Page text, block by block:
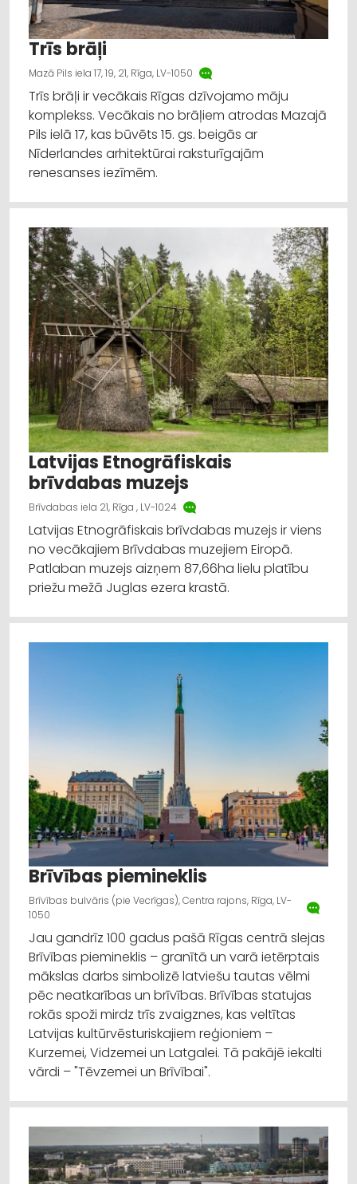
Trīs brāļi
Mazā Pils iela 17, 19, 21, Rīga, LV-1050
Trīs brāļi ir vecākais Rīgas dzīvojamo māju
komplekss. Vecākais no brāļiem atrodas Mazajā
Pils ielā 17, kas būvēts 15. gs. beigās ar
Nīderlandes arhitektūrai raksturīgajām
renesanses iezīmēm.
Latvijas Etnogrāfiskais
brīvdabas muzejs
Brīvdabas iela 21, Rīga , LV-1024
Latvijas Etnogrāfiskais brīvdabas muzejs ir viens
no vecākajiem Brīvdabas muzejiem Eiropā.
Patlaban muzejs aizņem 87,66ha lielu platību
priežu mežā Juglas ezera krastā.
Brīvības piemineklis
Brīvības bulvāris (pie Vecrīgas), Centra rajons, Rīga, LV-
1050
Jau gandrīz 100 gadus pašā Rīgas centrā slejas
Brīvības piemineklis – granītā un varā ietērptais
mākslas darbs simbolizē latviešu tautas vēlmi
pēc neatkarības un brīvības. Brīvības statujas
rokās spoži mirdz trīs zvaigznes, kas veltītas
Latvijas kultūrvēsturiskajiem reģioniem –
Kurzemei, Vidzemei un Latgalei. Tā pakājē iekalti
vārdi – "Tēvzemei un Brīvībai".